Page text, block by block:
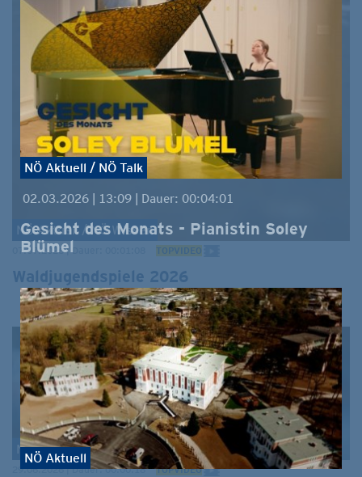
NÖ Aktuell / NÖ Wissen
07.07.2026 | Dauer: 00:01:08 TOPVIDEO
Waldjugendspiele 2026
NÖ Aktuell
29.06.2026 | Dauer: 00:00:18 TOPVIDEO
NÖ Aktuell / NÖ Talk
02.03.2026 | 13:09 | Dauer: 00:04:01
Gesicht des Monats - Pianistin Soley
Blümel
NÖ Aktuell